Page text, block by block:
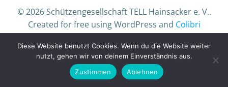
© 2026 Schützengesellschaft TELL Hainsacker e. V..
Created for free using WordPress and Colibri
Diese Website benutzt Cookies. Wenn du die Website weiter
nutzt, gehen wir von deinem Einverständnis aus.
Zustimmen
Ablehnen